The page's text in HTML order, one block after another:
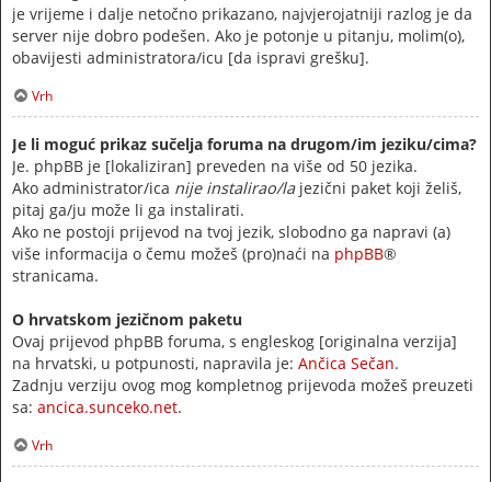
je vrijeme i dalje netočno prikazano, najvjerojatniji razlog je da
server nije dobro podešen. Ako je potonje u pitanju, molim(o),
obavijesti administratora/icu [da ispravi grešku].
Vrh
Je li moguć prikaz sučelja foruma na drugom/im jeziku/cima?
Je. phpBB je [lokaliziran] preveden na više od 50 jezika.
Ako administrator/ica nije instalirao/lajezični paket koji želiš,
pitaj ga/ju može li ga instalirati.
Ako ne postoji prijevod na tvoj jezik, slobodno ga napravi (a)
više informacija o čemu možeš (pro)naći na phpBB®
stranicama.
O hrvatskom jezičnom paketu
Ovaj prijevod phpBB foruma, s engleskog [originalna verzija]
na hrvatski, u potpunosti, napravila je: Ančica Sečan.
Zadnju verziju ovog mog kompletnog prijevoda možeš preuzeti
sa: ancica.sunceko.net.
Vrh